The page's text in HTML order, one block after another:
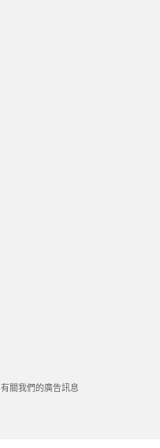
有關我們的廣告訊息